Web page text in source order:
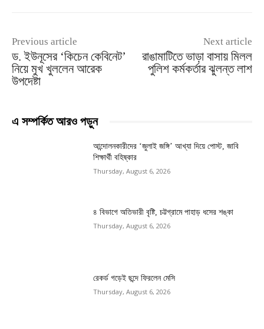
Previous article
ড. ইউনূসের ‘কিচেন কেবিনেট’
নিয়ে মুখ খুললেন আরেক
উপদেষ্টা
Next article
রাঙামাটিতে ভাড়া বাসায় মিলল
পুলিশ কর্মকর্তার ঝুলন্ত লাশ
এ সম্পর্কিত আরও পড়ুন
আন্দোলনকারীদের ‘জুলাই জঙ্গি’ আখ্যা দিয়ে পোস্ট, জাবি
শিক্ষার্থী বহিষ্কার
Thursday, August 6, 2026
৪ বিভাগে অতিভারী বৃষ্টি, চট্টগ্রামে পাহাড় ধসের শঙ্কা
Thursday, August 6, 2026
রেকর্ড গড়েই ছন্দে ফিরলেন মেসি
Thursday, August 6, 2026